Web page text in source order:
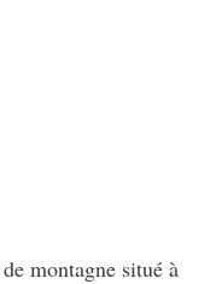
montagne situé à